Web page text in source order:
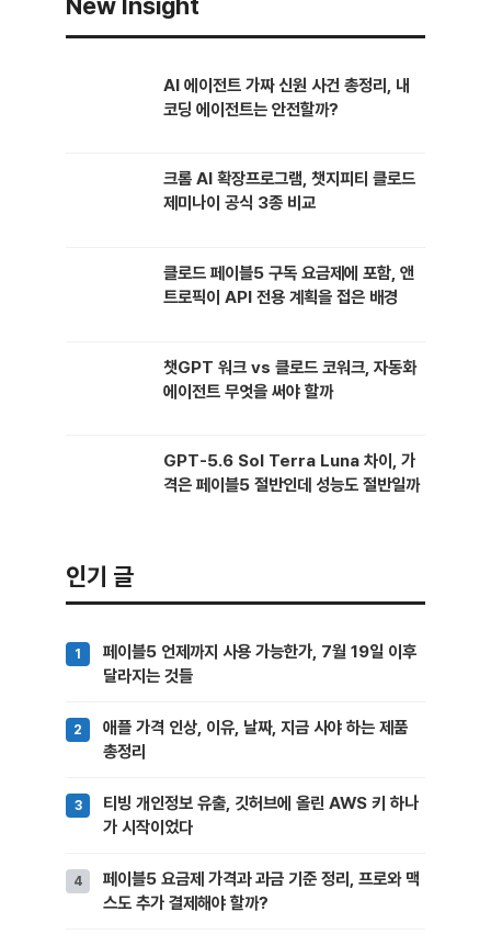
BERT가 한창 화제였지만 교과서는 여전히 …
AI 에이전트 가짜 신원 사건 총정리, 내
코딩 에이전트는 안전할까?
크롬 AI 확장프로그램, 챗지피티 클로드
제미나이 공식 3종 비교
클로드 페이블5 구독 요금제에 포함, 앤
트로픽이 API 전용 계획을 접은 배경
챗GPT 워크 vs 클로드 코워크, 자동화
에이전트 무엇을 써야 할까
GPT-5.6 Sol Terra Luna 차이, 가
격은 페이블5 절반인데 성능도 절반일까
인기 글
페이블5 언제까지 사용 가능한가, 7월 19일 이후
달라지는 것들
애플 가격 인상, 이유, 날짜, 지금 사야 하는 제품
총정리
티빙 개인정보 유출, 깃허브에 올린 AWS 키 하나
가 시작이었다
페이블5 요금제 가격과 과금 기준 정리, 프로와 맥
스도 추가 결제해야 할까?